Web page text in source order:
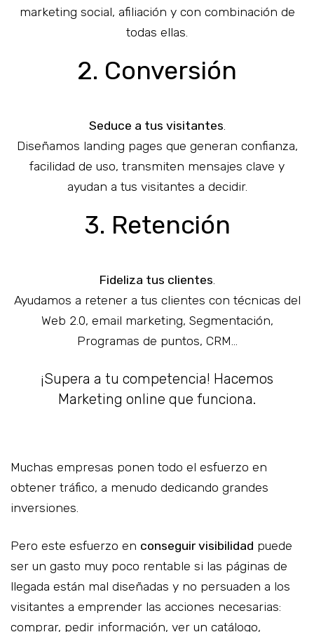
marketing social, afiliación y con combinación de
todas ellas.
2. Conversión
Seduce a tus visitantes.
Diseñamos landing pages que generan confianza,
facilidad de uso, transmiten mensajes clave y
ayudan a tus visitantes a decidir.
3. Retención
Fideliza tus clientes.
Ayudamos a retener a tus clientes con técnicas del
Web 2.0, email marketing, Segmentación,
Programas de puntos, CRM…
¡Supera a tu competencia! Hacemos
Marketing online que funciona.
Muchas empresas ponen todo el esfuerzo en
obtener tráfico, a menudo dedicando grandes
inversiones.
Pero este esfuerzo en conseguir visibilidad puede
ser un gasto muy poco rentable si las páginas de
llegada están mal diseñadas y no persuaden a los
visitantes a emprender las acciones necesarias:
comprar, pedir información, ver un catálogo,